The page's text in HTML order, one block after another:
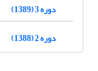
دوره 3 (1389)
دوره 2 (1388)